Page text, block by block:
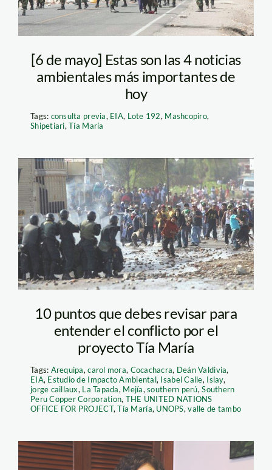
[6 de mayo] Estas son las 4 noticias
ambientales más importantes de
hoy
Tags: consulta previa, EIA, Lote 192, Mashcopiro,
Shipetiari,Tía María
Conflicto en Islay. Tía
María. Foto: El
Comercio
10 puntos que debes revisar para
entender el conflicto por el
proyecto Tía María
Tags: Arequipa,carol mora, Cocachacra, Deán Valdivia,
EIA, Estudio de Impacto Ambiental, Isabel Calle, Islay,
jorge caillaux, La Tapada, Mejía,southern perú,Southern
Peru Copper Corporation, THE UNITED NATIONS
OFFICE FOR PROJECT,Tía María, UNOPS,valle de tambo